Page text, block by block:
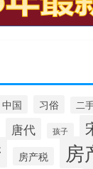
中国 习俗 二
唐代 孩子
房产税 房